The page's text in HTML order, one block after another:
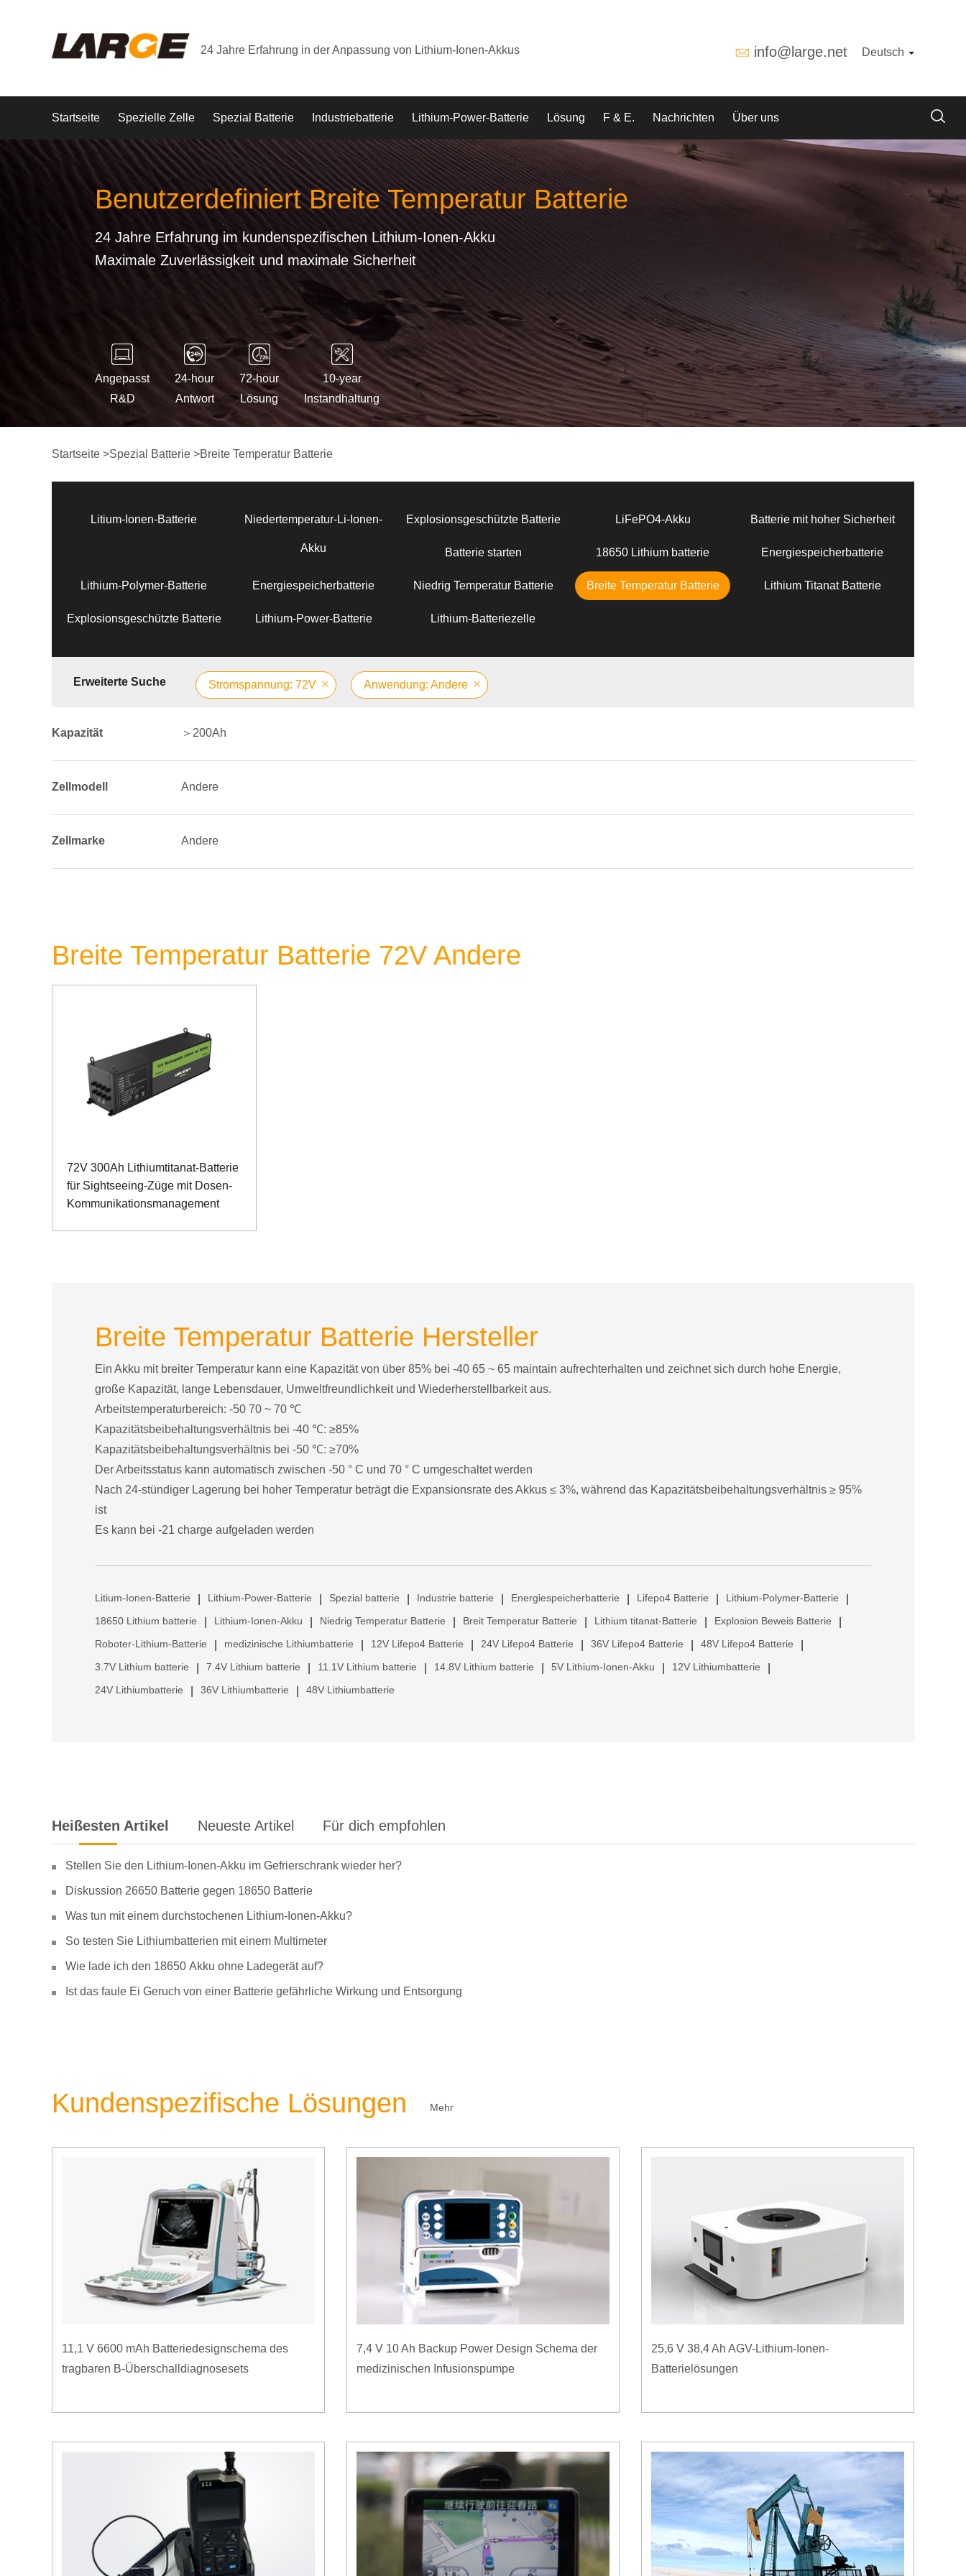
24 Jahre Erfahrung in der Anpassung von Lithium-Ionen-Akkus info@large.net Deutsch
Startseite Spezielle Zelle Spezial Batterie Industriebatterie Lithium-Power-Batterie Lösung F & E. Nachrichten Über uns
Benutzerdefiniert Breite Temperatur Batterie
24 Jahre Erfahrung im kundenspezifischen Lithium-Ionen-Akku
Maximale Zuverlässigkeit und maximale Sicherheit
Angepasst
R&D
24-hour
Antwort
72-hour
Lösung
10-year
Instandhaltung
Startseite >Spezial Batterie >Breite Temperatur Batterie
Litium-Ionen-Batterie Niedertemperatur-Li-Ionen-
Akku
Explosionsgeschützte Batterie LiFePO4-Akku Batterie mit hoher Sicherheit
Batterie starten 18650 Lithium batterie Energiespeicherbatterie
Lithium-Polymer-Batterie Energiespeicherbatterie Niedrig Temperatur Batterie Breite Temperatur Batterie Lithium Titanat Batterie
Explosionsgeschützte Batterie Lithium-Power-Batterie Lithium-Batteriezelle
Erweiterte Suche Stromspannung: 72V Anwendung: Andere
Kapazität ＞200Ah
Zellmodell Andere
Zellmarke Andere
Breite Temperatur Batterie 72V Andere
72V 300Ah Lithiumtitanat-Batterie
für Sightseeing-Züge mit Dosen-
Kommunikationsmanagement
Breite Temperatur Batterie Hersteller
Ein Akku mit breiter Temperatur kann eine Kapazität von über 85% bei -40 65 ~ 65 maintain aufrechterhalten und zeichnet sich durch hohe Energie,
große Kapazität, lange Lebensdauer, Umweltfreundlichkeit und Wiederherstellbarkeit aus.
Arbeitstemperaturbereich: -50 70 ~ 70 ℃
Kapazitätsbeibehaltungsverhältnis bei -40 ℃: ≥85%
Kapazitätsbeibehaltungsverhältnis bei -50 ℃: ≥70%
Der Arbeitsstatus kann automatisch zwischen -50 ° C und 70 ° C umgeschaltet werden
Nach 24-stündiger Lagerung bei hoher Temperatur beträgt die Expansionsrate des Akkus ≤ 3%, während das Kapazitätsbeibehaltungsverhältnis ≥ 95%
ist
Es kann bei -21 charge aufgeladen werden
Litium-Ionen-Batterie Lithium-Power-Batterie Spezial batterie Industrie batterie Energiespeicherbatterie Lifepo4 Batterie Lithium-Polymer-Batterie
18650 Lithium batterie Lithium-Ionen-Akku Niedrig Temperatur Batterie Breit Temperatur Batterie Lithium titanat-Batterie Explosion Beweis Batterie
Roboter-Lithium-Batterie medizinische Lithiumbatterie 12V Lifepo4 Batterie 24V Lifepo4 Batterie 36V Lifepo4 Batterie 48V Lifepo4 Batterie
3.7V Lithium batterie 7.4V Lithium batterie 11.1V Lithium batterie 14.8V Lithium batterie 5V Lithium-Ionen-Akku 12V Lithiumbatterie
24V Lithiumbatterie 36V Lithiumbatterie 48V Lithiumbatterie
Heißesten Artikel Neueste Artikel Für dich empfohlen
Stellen Sie den Lithium-Ionen-Akku im Gefrierschrank wieder her?
Diskussion 26650 Batterie gegen 18650 Batterie
Was tun mit einem durchstochenen Lithium-Ionen-Akku?
So testen Sie Lithiumbatterien mit einem Multimeter
Wie lade ich den 18650 Akku ohne Ladegerät auf?
Ist das faule Ei Geruch von einer Batterie gefährliche Wirkung und Entsorgung
Kundenspezifische Lösungen Mehr
11,1 V 6600 mAh Batteriedesignschema des
tragbaren B-Überschalldiagnosesets
7,4 V 10 Ah Backup Power Design Schema der
medizinischen Infusionspumpe
25,6 V 38,4 Ah AGV-Lithium-Ionen-
Batterielösungen